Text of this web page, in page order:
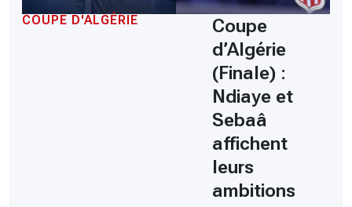
COUPE D'ALGÉRIE
Coupe
d’Algérie
(Finale) :
Ndiaye et
Sebaâ
affichent
leurs
ambitions